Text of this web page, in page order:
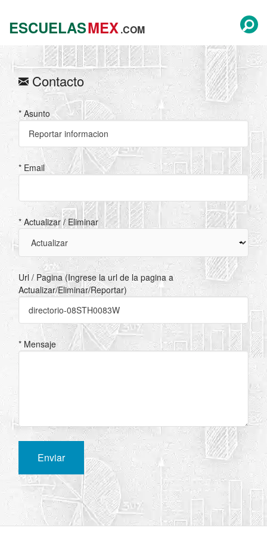
ESCUELASMEX.COM
Contacto
* Asunto
* Email
* Actualizar / Eliminar
Url / Pagina (Ingrese la url de la pagina a
Actualizar/Eliminar/Reportar)
* Mensaje
Enviar